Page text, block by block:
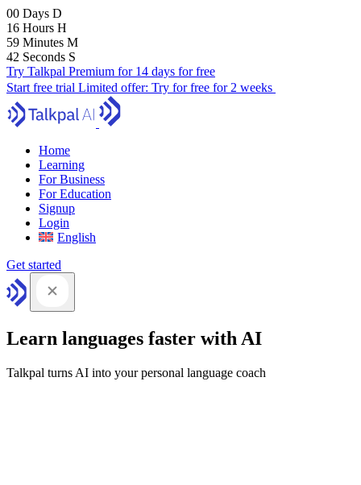
00 Days D
16 Hours H
59 Minutes M
41 Seconds S
Try Talkpal Premium for 14 days for free
Start free trial Limited offer: Try for free for 2 weeks
Home
Learning
For Business
For Education
Signup
Login
English
Get started
Learn languages faster with AI
Talkpal turns AI into your personal language coach